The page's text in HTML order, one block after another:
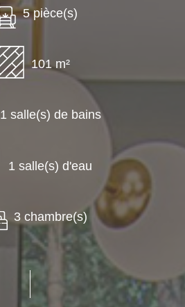
5 pièce(s)
101 m²
1 salle(s) de bains
1 salle(s) d'eau
3 chambre(s)